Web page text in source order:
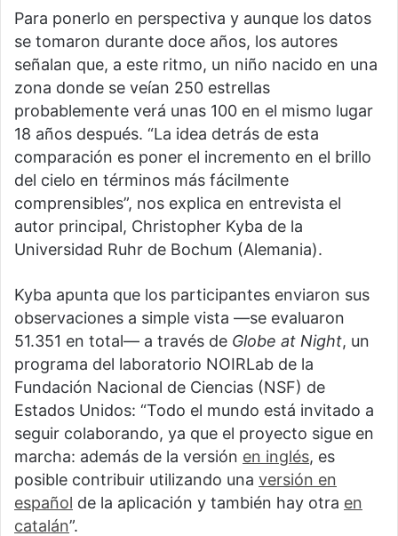
Para ponerlo en perspectiva y aunque los datos
se tomaron durante doce años, los autores
señalan que, a este ritmo, un niño nacido en una
zona donde se veían 250 estrellas
probablemente verá unas 100 en el mismo lugar
18 años después. “La idea detrás de esta
comparación es poner el incremento en el brillo
del cielo en términos más fácilmente
comprensibles”, nos explica en entrevista el
autor principal, Christopher Kyba de la
Universidad Ruhr de Bochum (Alemania).
Kyba apunta que los participantes enviaron sus
observaciones a simple vista —se evaluaron
51.351 en total— a través de Globe at Night, un
programa del laboratorio NOIRLab de la
Fundación Nacional de Ciencias (NSF) de
Estados Unidos: “Todo el mundo está invitado a
seguir colaborando, ya que el proyecto sigue en
marcha: además de la versión en inglés, es
posible contribuir utilizando una versión en
español de la aplicación y también hay otra en
catalán”.